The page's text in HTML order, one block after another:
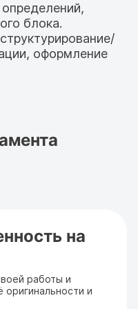
блока.
оформление
на
работы и
и